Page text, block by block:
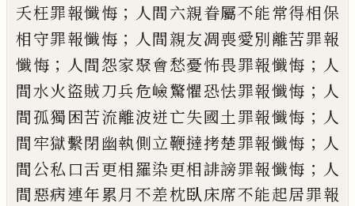
夭枉罪報懺悔 ； 人間六親眷屬不能常得相保
相守罪報懺悔 ； 人間親友凋喪愛別離苦罪報
懺悔 ； 人間怨家聚會愁憂怖畏罪報懺悔 ； 人
間水火盜賊刀兵危嶮驚懼恐怯罪報懺悔 ； 人
間孤獨困苦流離波迸亡失國土罪報懺悔 ； 人
間牢獄繫閉幽執側立鞭撻拷楚罪報懺悔 ； 人
間公私口舌更相羅染更相誹謗罪報懺悔 ； 人
間惡病連年累月不差枕臥床席不能起居罪報